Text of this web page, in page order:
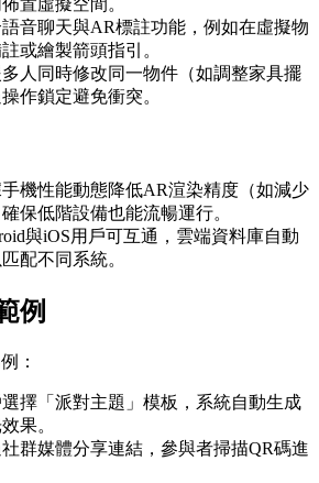
置虛擬空間。
語音聊天與AR標註功能，例如在虛擬物
或繪製箭頭指引。
人同時修改同一物件（如調整家具擺
作鎖定避免衝突。
手機性能動態降低AR渲染精度（如減少
保低階設備也能流暢運行。
與iOS用戶可互通，雲端資料庫自動
配不同系統。
例
：
選擇「派對主題」模板，系統自動生成
果。
社群媒體分享連結，參與者掃描QR碼進